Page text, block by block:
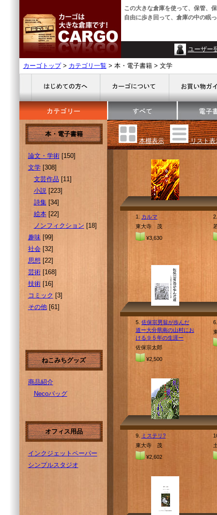
この大きな倉庫を使って、保管、
自由に歩き回って、倉庫の中の眠
ユーザー
カーゴトップ> カテゴリ一覧 > 本・電子書籍 > 文学
本・電子書籍
論文・学術[150]
文学[308]
文芸作品 [11]
小説[223]
詩集[34]
絵本[22]
ノンフィクション [18]
趣味[99]
社会[32]
思想 [22]
芸術[168]
技術[16]
コミック [3]
その他[61]
ねこみちグッズ
商品紹介
Necoバッグ
オフィス用品
インクジェットペーパー
シンプルスタジオ
本棚表示 リスト表
1.
カルマ
東大寺 茂
¥3,630
5. 佐保宗男翁が歩んだ
道ー大分県南の山村にお
ける９５年の生涯ー
佐保宗太郎
¥2,500
9.
ミステリ?
東大寺 茂
¥2,602